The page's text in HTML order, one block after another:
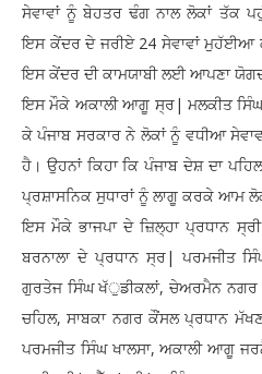
ਸੇਵਾਵਾਂ ਨੂੰ ਬੇਹਤਰ ਢੰਗ ਨਾਲ ਲੋਕਾਂ ਤੱਕ
ਇਸ ਕੇਂਦਰ ਦੇ ਜਰੀਏ 24 ਸੇਵਾਵਾਂ
ਇਸ ਕੇਂਦਰ ਦੀ ਕਾਮਯਾਬੀ ਲਈ ਆਪਣਾ
ਇਸ ਮੌਕੇ ਅਕਾਲੀ ਆਗੂ ਸ੍ਰ| ਮਲਕੀਤ
ਕੇ ਪੰਜਾਬ ਸਰਕਾਰ ਨੇ ਲੋਕਾਂ ਨੂੰ ਵਧੀਆ
ਹੈ। ਉਹਨਾਂ ਕਿਹਾ ਕਿ ਪੰਜਾਬ ਦੇਸ਼ ਦਾ
ਪ੍ਰਸ਼ਾਸਨਿਕ ਸੁਧਾਰਾਂ ਨੂੰ ਲਾਗੂ ਕਰਕੇ ਆਮ
ਇਸ ਮੌਕੇ ਭਾਜਪਾ ਦੇ ਜ਼ਿਲ੍ਹਾ ਪ੍ਰਧਾਨ
ਬਰਨਾਲਾ ਦੇ ਪ੍ਰਧਾਨ ਸ੍ਰ| ਪਰਮਜੀਤ
ਗੁਰਤੇਜ ਸਿੰਘ ਖੱੁਡੀਕਲਾਂ, ਚੇਅਰਮੈਨ ਨਗਰ
ਚਹਿਲ, ਸਾਬਕਾ ਨਗਰ ਕੌਂਸਲ ਪ੍ਰਧਾਨ
ਪਰਮਜੀਤ ਸਿੰਘ ਖਾਲਸਾ, ਅਕਾਲੀ ਆਗੂ